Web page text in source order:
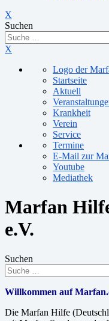
X
Suchen
X
Logo der
Startseite
Aktuell
Krankheit
Verein
Service
Termine
E-Mail zur
Youtube
Mediathek
Marfan
e.V.
Suchen
Willkommen auf
Die Marfan Hilfe